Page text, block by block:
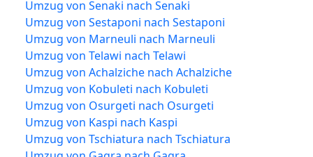
Umzug von Senaki nach Senaki
Umzug von Sestaponi nach Sestaponi
Umzug von Marneuli nach Marneuli
Umzug von Telawi nach Telawi
Umzug von Achalziche nach Achalziche
Umzug von Kobuleti nach Kobuleti
Umzug von Osurgeti nach Osurgeti
Umzug von Kaspi nach Kaspi
Umzug von Tschiatura nach Tschiatura